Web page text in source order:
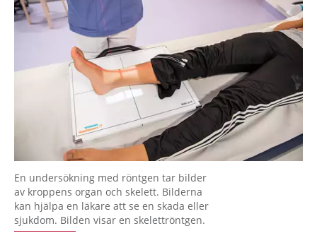
En undersökning med röntgen tar bilder
av kroppens organ och skelett. Bilderna
kan hjälpa en läkare att se en skada eller
sjukdom. Bilden visar en skelettröntgen.